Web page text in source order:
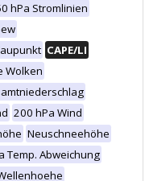
hPa Stromlinien
CAPE/LI
Wolken
200 hPa Wind
Neuschneehöhe
Temp. Abweichung